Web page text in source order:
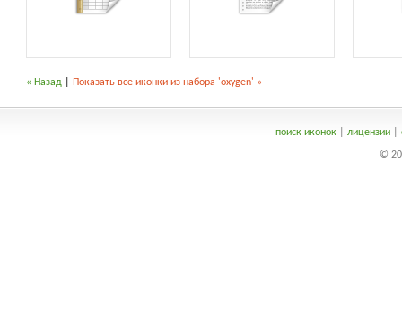
« Назад Показать все иконки из набора 'oxygen' »
поиск иконок| лицензии|
©